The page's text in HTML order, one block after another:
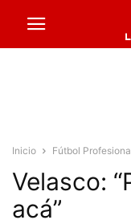
Inicio Fútbol
Velasco:
acá”